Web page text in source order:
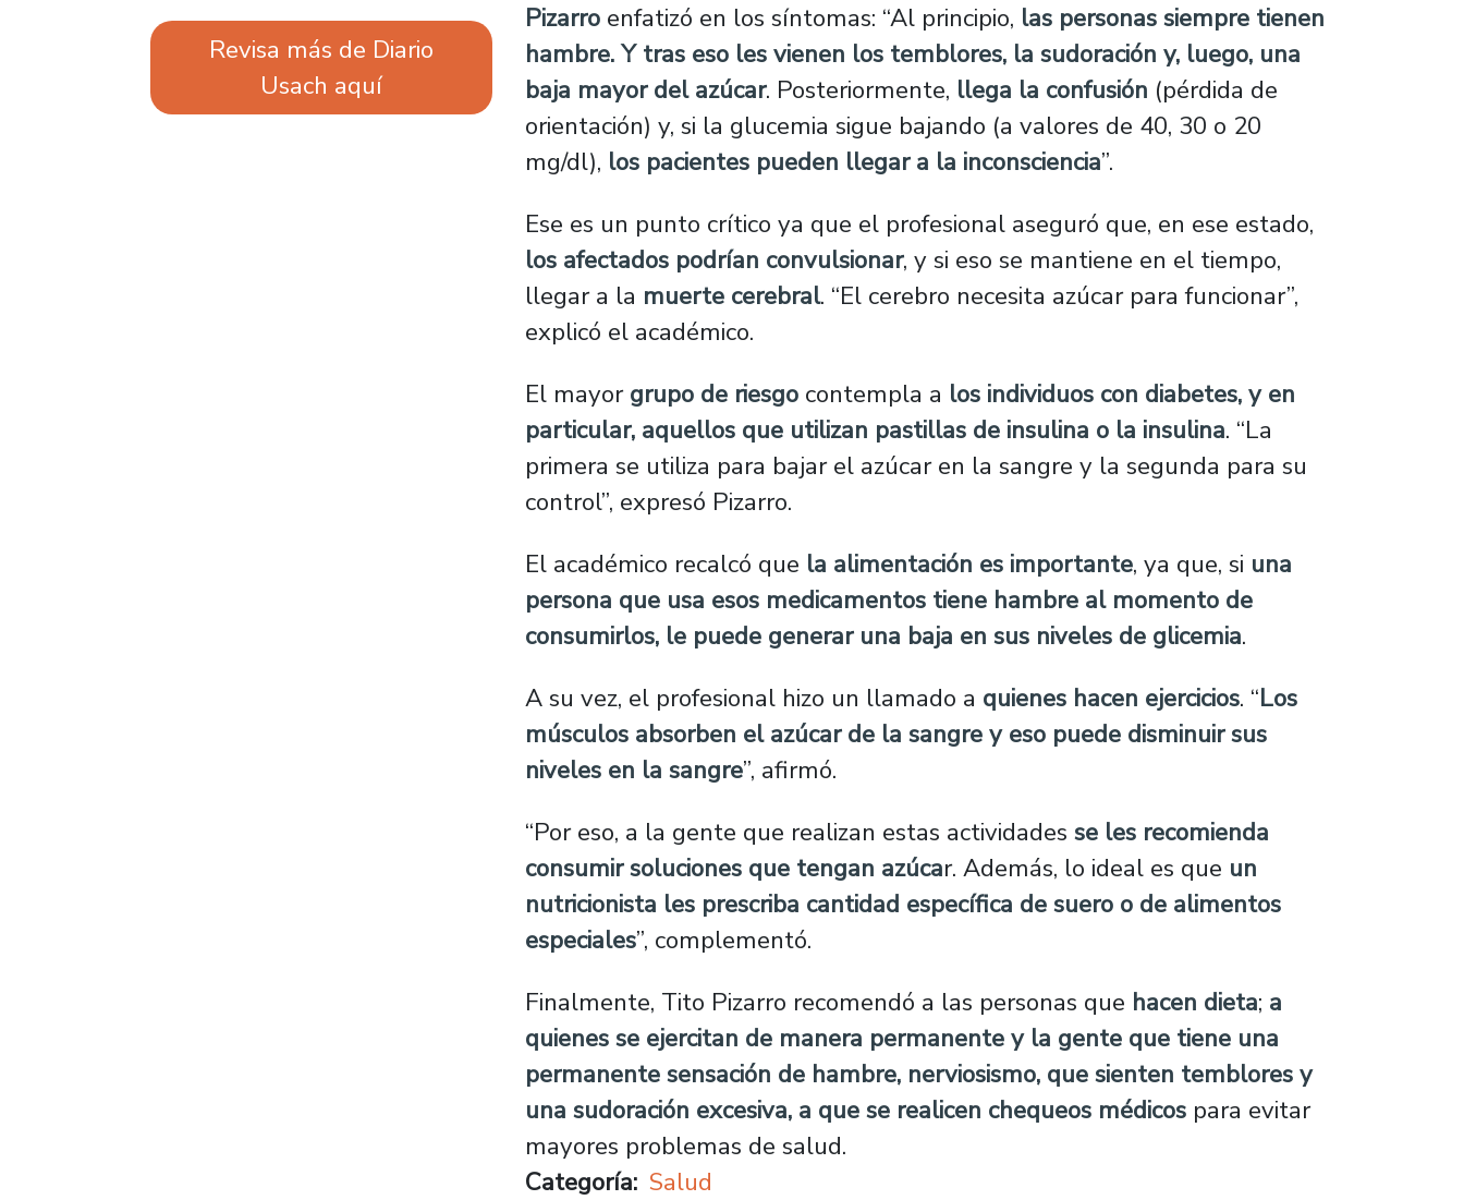
Revisa más de Diario
Usach aquí
Pizarro enfatizó en los síntomas: “Al principio, las personas siempre tienen
hambre. Y tras eso les vienen los temblores, la sudoración y, luego, una
baja mayor del azúcar. Posteriormente, llega la confusión (pérdida de
orientación) y, si la glucemia sigue bajando (a valores de 40, 30 o 20
mg/dl), los pacientes pueden llegar a la inconsciencia”.
Ese es un punto crítico ya que el profesional aseguró que, en ese estado,
los afectados podrían convulsionar, y si eso se mantiene en el tiempo,
llegar a la muerte cerebral. “El cerebro necesita azúcar para funcionar”,
explicó el académico.
El mayorgrupo de riesgo contempla a los individuos con diabetes, y en
particular, aquellos que utilizan pastillas de insulina o la insulina. “La
primera se utiliza para bajar el azúcar en la sangre y la segunda para su
control”, expresó Pizarro.
El académico recalcó que la alimentación es importante, ya que, si una
persona que usa esos medicamentos tiene hambre al momento de
consumirlos, le puede generar una baja en sus niveles de glicemia.
A su vez, el profesional hizo un llamado a quienes hacen ejercicios. “Los
músculos absorben el azúcar de la sangre y eso puede disminuir sus
niveles en la sangre”, afirmó.
“Por eso, a la gente que realizan estas actividadesse les recomienda
consumir soluciones que tengan azúcar. Además, lo ideal es que un
nutricionista les prescriba cantidad específica de suero o de alimentos
especiales”, complementó.
Finalmente, Tito Pizarro recomendó a las personas que hacen dieta; a
quienes se ejercitan de manera permanente y la gente que tiene una
permanente sensación de hambre, nerviosismo, que sienten temblores y
una sudoración excesiva, a que se realicen chequeos médicos para evitar
mayores problemas de salud.
Categoría Salud